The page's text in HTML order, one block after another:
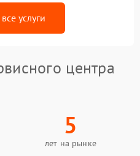
услуги
центра
5
лет на рынке